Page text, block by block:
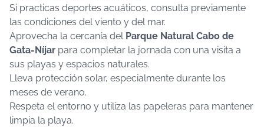
Si practicas deportes acuáticos, consulta previamente
las condiciones del viento y del mar.
Aprovecha la cercanía del Parque Natural Cabo de
Gata-Níjar para completar la jornada con una visita a
sus playas y espacios naturales.
Lleva protección solar, especialmente durante los
meses de verano.
Respeta el entorno y utiliza las papeleras para mantener
limpia la playa.